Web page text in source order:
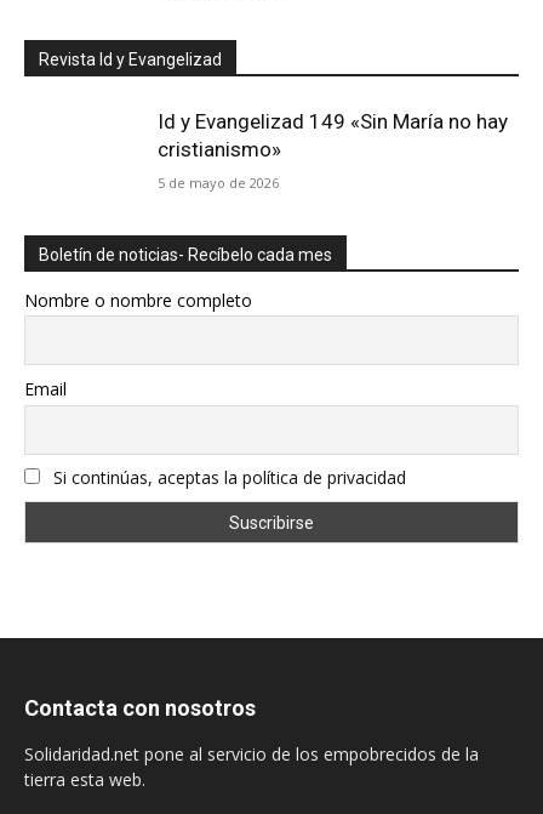
Revista Id y Evangelizad
Id y Evangelizad 149 «Sin María no hay
cristianismo»
5 de mayo de 2026
Boletín de noticias- Recíbelo cada mes
Nombre o nombre completo
Email
Si continúas, aceptas la política de privacidad
Contacta con nosotros
Solidaridad.net pone al servicio de los empobrecidos de la
tierra esta web.